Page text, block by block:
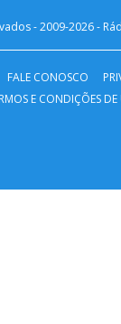
- 2009-2026-
FALE CONOSCO
E CONDIÇÕES DE